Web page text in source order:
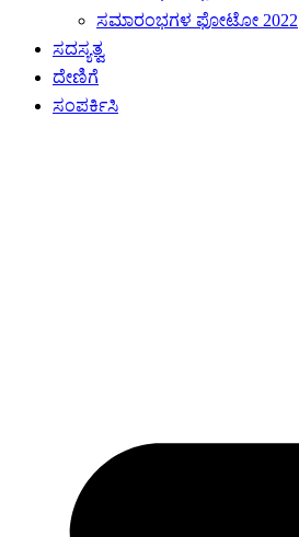
ಸಮಾರಂಭಗಳ ಫೋಟೋ 2022
ಸದಸ್ಯತ್ವ
ದೇಣಿಗೆ
ಸಂಪರ್ಕಿಸಿ